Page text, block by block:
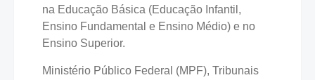
na Educação Básica (Educação Infantil,
Ensino Fundamental e Ensino Médio) e no
Ensino Superior.
Ministério Público Federal (MPF), Tribunais